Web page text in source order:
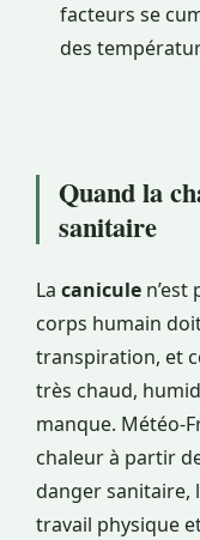
facteurs se
des
Quand la
sanitaire
La canicule
corps humain
transpiration, et
très chaud,
manque. Météo-
chaleur à partir
danger sanitaire,
travail physique